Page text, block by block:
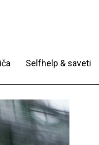
Selfhelp & saveti